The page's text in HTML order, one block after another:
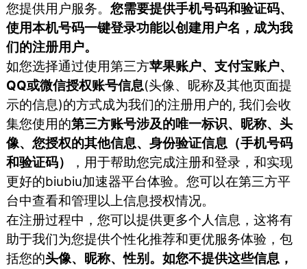
您提供用户服务。您需要提供手机号码和验证码、
使用本机号码一键登录功能以创建用户名，成为我
们的注册用户。
如您选择通过使用第三方苹果账户、支付宝账户、
QQ或微信授权账号信息(头像、昵称及其他页面提
示的信息)的方式成为我们的注册用户的, 我们会收
集您使用的第三方账号涉及的唯一标识、昵称、头
像、您授权的其他信息、身份验证信息（手机号码
和验证码）
，用于帮助您完成注册和登录，和实现
更好的biubiu加速器平台体验。您可以在第三方平
台中查看和管理以上信息授权情况。
在注册过程中，您可以提供更多个人信息，这将有
助于我们为您提供个性化推荐和更优服务体验，包
括您的头像、昵称、性别。如您不提供这些信息，